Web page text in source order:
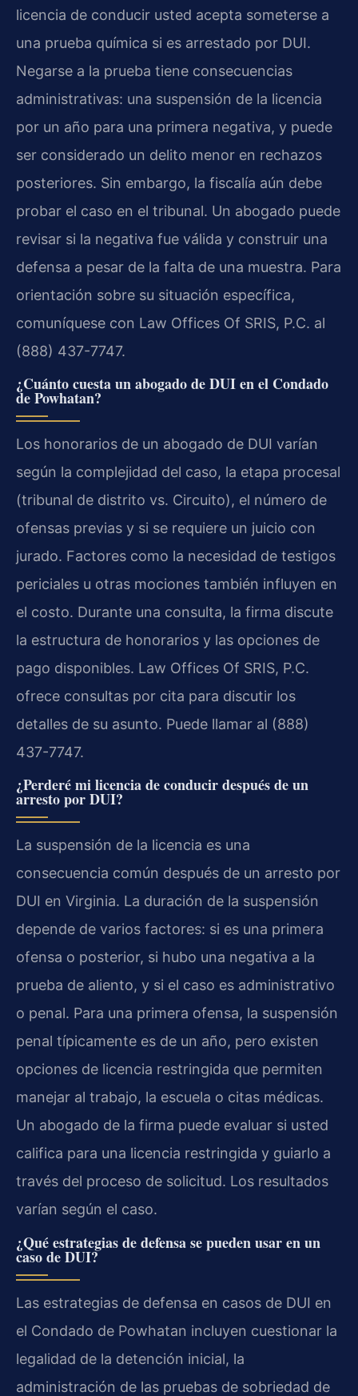
licencia de conducir usted acepta someterse a
una prueba química si es arrestado por DUI.
Negarse a la prueba tiene consecuencias
administrativas: una suspensión de la licencia
por un año para una primera negativa, y puede
ser considerado un delito menor en rechazos
posteriores. Sin embargo, la fiscalía aún debe
probar el caso en el tribunal. Un abogado puede
revisar si la negativa fue válida y construir una
defensa a pesar de la falta de una muestra. Para
orientación sobre su situación específica,
comuníquese con Law Offices Of SRIS, P.C. al
(888) 437-7747.
¿Cuánto cuesta un abogado de DUI en el Condado
de Powhatan?
Los honorarios de un abogado de DUI varían
según la complejidad del caso, la etapa procesal
(tribunal de distrito vs. Circuito), el número de
ofensas previas y si se requiere un juicio con
jurado. Factores como la necesidad de testigos
periciales u otras mociones también influyen en
el costo. Durante una consulta, la firma discute
la estructura de honorarios y las opciones de
pago disponibles. Law Offices Of SRIS, P.C.
ofrece consultas por cita para discutir los
detalles de su asunto. Puede llamar al (888)
437-7747.
¿Perderé mi licencia de conducir después de un
arresto por DUI?
La suspensión de la licencia es una
consecuencia común después de un arresto por
DUI en Virginia. La duración de la suspensión
depende de varios factores: si es una primera
ofensa o posterior, si hubo una negativa a la
prueba de aliento, y si el caso es administrativo
o penal. Para una primera ofensa, la suspensión
penal típicamente es de un año, pero existen
opciones de licencia restringida que permiten
manejar al trabajo, la escuela o citas médicas.
Un abogado de la firma puede evaluar si usted
califica para una licencia restringida y guiarlo a
través del proceso de solicitud. Los resultados
varían según el caso.
¿Qué estrategias de defensa se pueden usar en un
caso de DUI?
Las estrategias de defensa en casos de DUI en
el Condado de Powhatan incluyen cuestionar la
legalidad de la detención inicial, la
administración de las pruebas de sobriedad de